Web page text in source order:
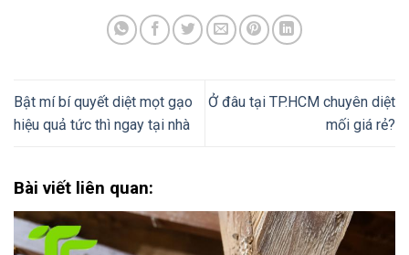
Bật mí bí quyết diệt mọt gạo
hiệu quả tức thì ngay tại nhà
Ở đâu tại TP.HCM chuyên diệt
mối giá rẻ?
Bài viết liên quan: